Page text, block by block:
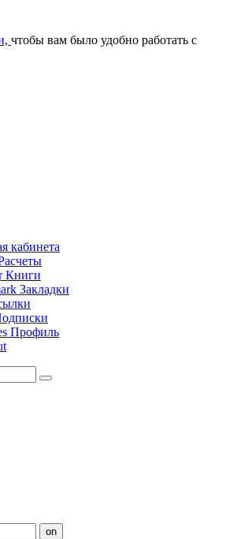
чтобы вам было удобно работать с
кабинета
Книги
Закладки
Профиль